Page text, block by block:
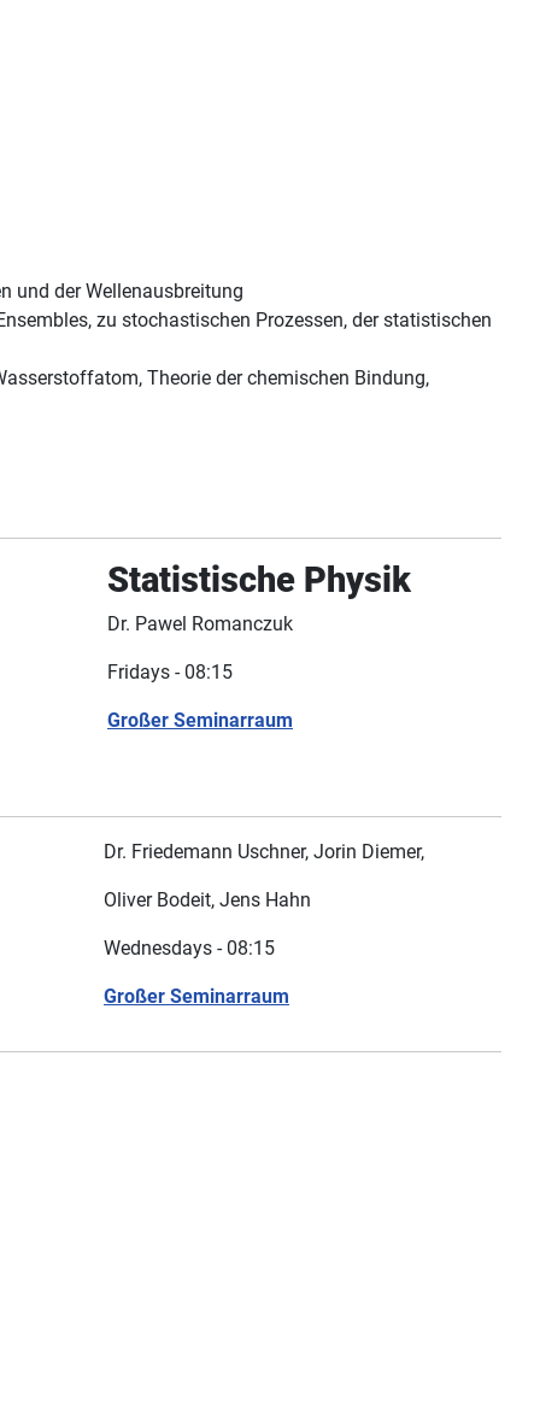
und der Wellenausbreitung
zu stochastischen Prozessen, der statistischen
Theorie der chemischen Bindung,
Statistische Physik
Dr. Pawel Romanczuk
Fridays - 08:15
Großer Seminarraum
Dr. Friedemann Uschner, Jorin Diemer,
Oliver Bodeit, Jens Hahn
Wednesdays - 08:15
Großer Seminarraum